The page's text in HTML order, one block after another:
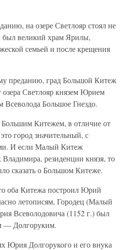
на озере Светлояр стоял не
был великий храм Ярилы,
семьей и после крещения
преданию, град Большой Китеж
озера Светлояр князем Юрием
Большое Гнездо.
Большим Китежем, в отличие от
город значительный, с
И если Малый Китеж
резиденции князя, то
сказать о Большом Китеже.
оба Китежа построил Юрий
летописям, Городец (Малый
Всеволодовича (1152 г.) был
— Долгоруким.
Юрия Долгорукого и его внука